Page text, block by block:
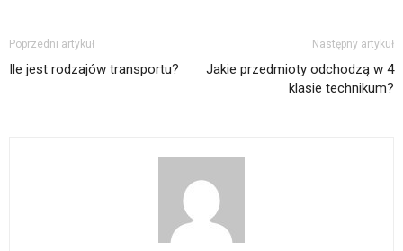
Poprzedni artykuł
Ile jest rodzajów transportu?
Następny artykuł
Jakie przedmioty odchodzą w 4
klasie technikum?